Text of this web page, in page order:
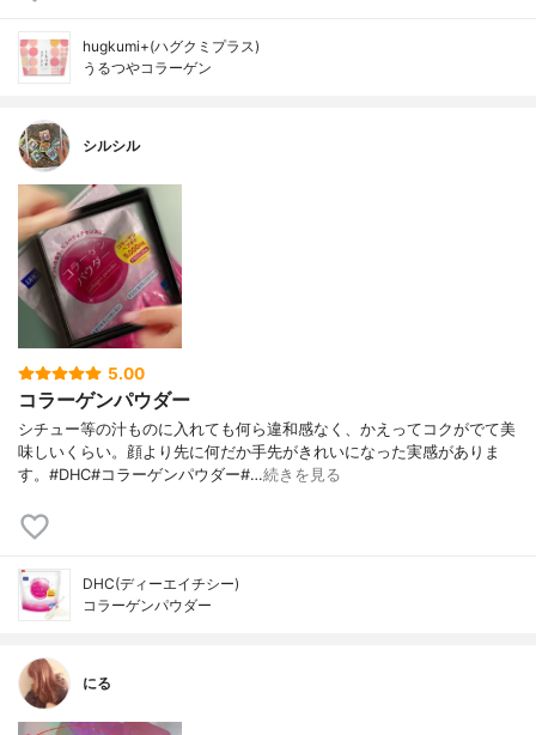
hugkumi+(ハグクミプラス)
うるつやコラーゲン
シルシル
5.00
コラーゲンパウダー
シチュー等の汁ものに入れても何ら違和感なく、かえってコクがでて美
味しいくらい。顔より先に何だか手先がきれいになった実感がありま
す。#DHC#コラーゲンパウダー#…続きを見る
DHC(ディーエイチシー)
コラーゲンパウダー
にる